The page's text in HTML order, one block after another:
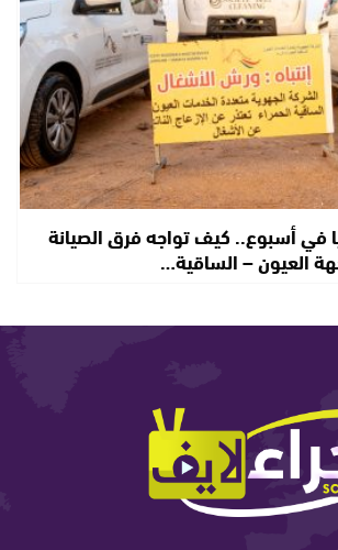
في أسبوع.. كيف تواجه فرق الصيانة
العيون – الساقية…